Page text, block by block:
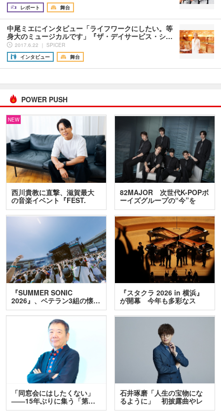
レポート
舞台
中尾ミエにインタビュー「ライフワークにしたい。等
身大のミュージカルです」『ザ・デイサービス・シ…
2017.6.22 ｜ SPICER
インタビュー
舞台
POWER PUSH
NEW
西川貴教に直撃、滋賀最大
の音楽イベント『FEST.
INA…
82MAJOR 次世代K-POPボ
ーイズグループの“今”を
訊…
『SUMMER SONIC
2026』、ベテラン3組の懐…
『スタクラ 2026 in 横浜』
が開幕 今年も多彩なス
テ…
「同窓会にはしたくない」
――15年ぶりに集う「第…
石井琢磨「人生の宝物にな
るように」 初披露曲やレ
ア…